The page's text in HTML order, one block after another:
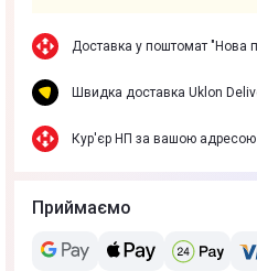
Доставка у поштомат "Нова
Швидка доставка Uklon
Кур'єр НП за вашою адресою
Приймаємо